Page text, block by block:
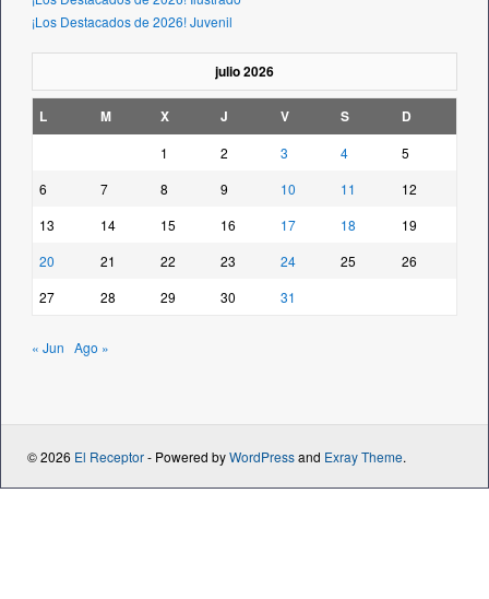
¡Los Destacados de 2026! Juvenil
julio 2026
L M X J V S D
1 2 3 4
5
6
7 8 9 10 11
12
13
14 15 16 17 18
19
20
21 22 23 24 25
26
27
28 29 30 31
« Jun Ago »
© 2026 El Receptor- Powered byWordPressand Exray Theme.